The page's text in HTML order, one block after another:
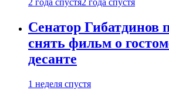
2 года спустя2 года спустя
Сенатор Гибатдинов
снять фильм о
десанте
1 неделя спустя